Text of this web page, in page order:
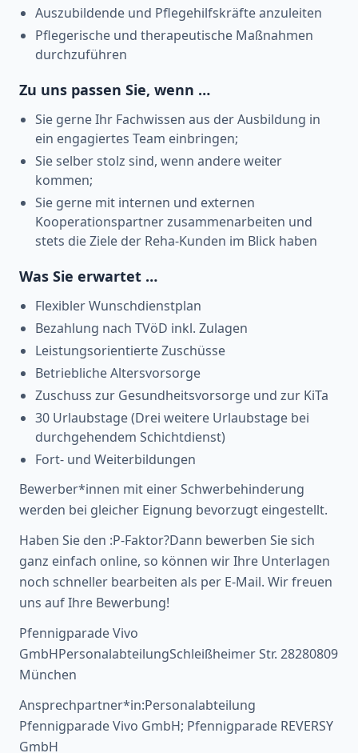
Auszubildende und Pflegehilfskräfte anzuleiten
Pflegerische und therapeutische Maßnahmen
durchzuführen
Zu uns passen Sie, wenn …
Sie gerne Ihr Fachwissen aus der Ausbildung in
ein engagiertes Team einbringen;
Sie selber stolz sind, wenn andere weiter
kommen;
Sie gerne mit internen und externen
Kooperationspartner zusammenarbeiten und
stets die Ziele der Reha-Kunden im Blick haben
Was Sie erwartet …
Flexibler Wunschdienstplan
Bezahlung nach TVöD inkl. Zulagen
Leistungsorientierte Zuschüsse
Betriebliche Altersvorsorge
Zuschuss zur Gesundheitsvorsorge und zur KiTa
30 Urlaubstage (Drei weitere Urlaubstage bei
durchgehendem Schichtdienst)
Fort- und Weiterbildungen
Bewerber*innen mit einer Schwerbehinderung
werden bei gleicher Eignung bevorzugt eingestellt.
Haben Sie den :P-Faktor?Dann bewerben Sie sich
ganz einfach online, so können wir Ihre Unterlagen
noch schneller bearbeiten als per E-Mail. Wir freuen
uns auf Ihre Bewerbung!
Pfennigparade Vivo
GmbHPersonalabteilungSchleißheimer Str. 28280809
München
Ansprechpartner*in:Personalabteilung
Pfennigparade Vivo GmbH; Pfennigparade REVERSY
GmbH